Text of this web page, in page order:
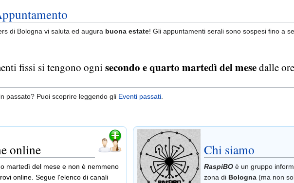
di Bologna vi saluta ed augura buona estate! Gli appuntamenti serali sono sospesi fino a
fissi si tengono ognisecondo e quarto martedì del mesedalle
passato? Puoi scoprire leggendo gli Eventi passati
online
martedì del mese e non è nemmeno
online. Segue l'elenco di canali
Chi siamo
RaspiBO è un gruppo
zona di Bologna (ma non